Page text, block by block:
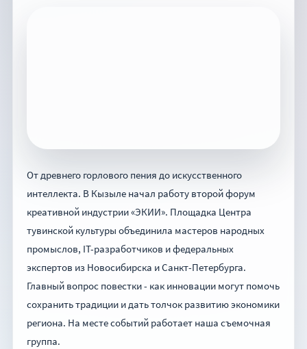
От древнего горлового пения до искусственного
интеллекта. В Кызыле начал работу второй форум
креативной индустрии «ЭКИИ». Площадка Центра
тувинской культуры объединила мастеров народных
промыслов, IT-разработчиков и федеральных
экспертов из Новосибирска и Санкт-Петербурга.
Главный вопрос повестки - как инновации могут помочь
сохранить традиции и дать толчок развитию экономики
региона. На месте событий работает наша съемочная
группа.